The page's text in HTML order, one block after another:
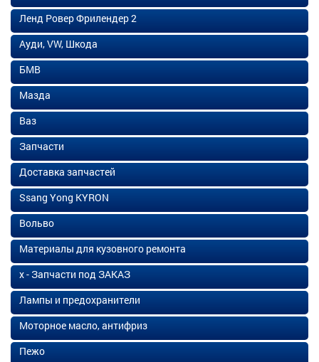
Ленд Ровер Фрилендер 2
Ауди, VW, Шкода
БМВ
Мазда
Ваз
Запчасти
Доставка запчастей
Ssang Yong KYRON
Вольво
Материалы для кузовного ремонта
х - Запчасти под ЗАКАЗ
Лампы и предохранители
Моторное масло, антифриз
Пежо